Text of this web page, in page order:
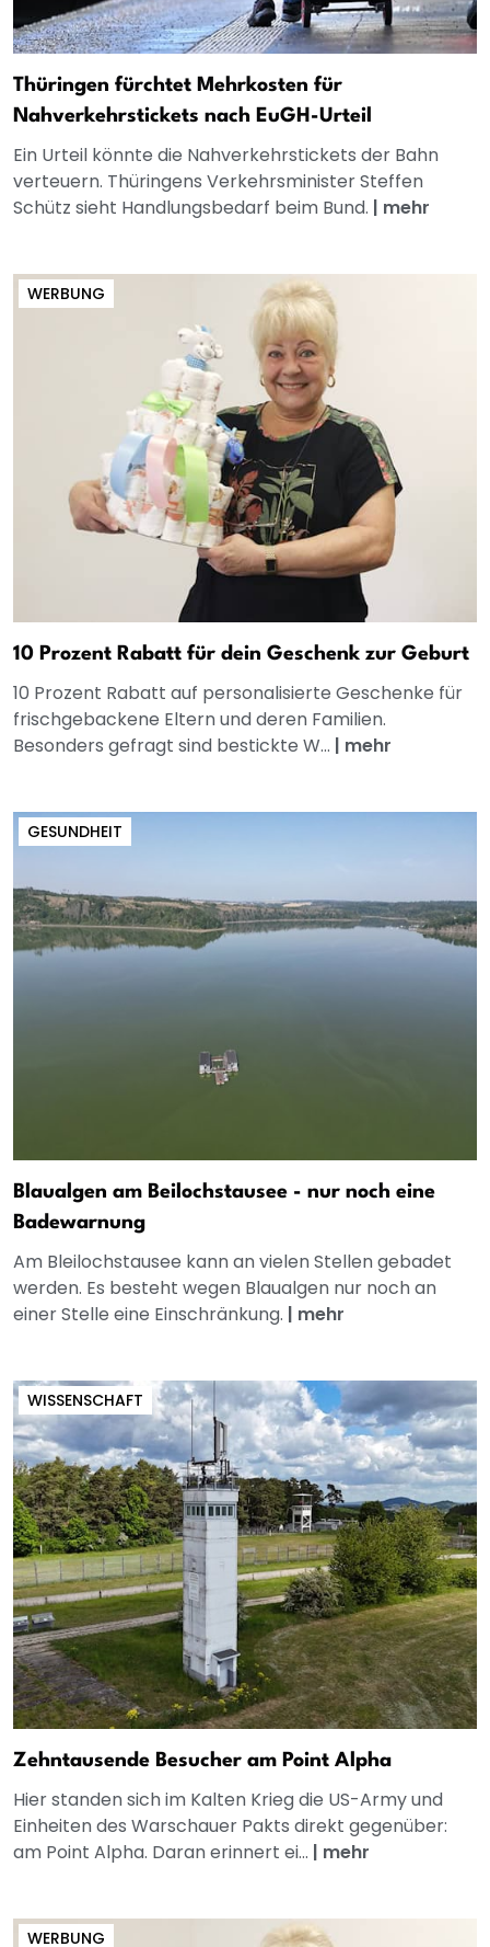
Thüringen fürchtet Mehrkosten für
Nahverkehrstickets nach EuGH-Urteil
Ein Urteil könnte die Nahverkehrstickets der Bahn
verteuern. Thüringens Verkehrsminister Steffen
Schütz sieht Handlungsbedarf beim Bund. | mehr
WERBUNG
10 Prozent Rabatt für dein Geschenk zur Geburt
10 Prozent Rabatt auf personalisierte Geschenke für
frischgebackene Eltern und deren Familien.
Besonders gefragt sind bestickte W... | mehr
GESUNDHEIT
Blaualgen am Beilochstausee - nur noch eine
Badewarnung
Am Bleilochstausee kann an vielen Stellen gebadet
werden. Es besteht wegen Blaualgen nur noch an
einer Stelle eine Einschränkung. | mehr
WISSENSCHAFT
Zehntausende Besucher am Point Alpha
Hier standen sich im Kalten Krieg die US-Army und
Einheiten des Warschauer Pakts direkt gegenüber:
am Point Alpha. Daran erinnert ei... | mehr
WERBUNG